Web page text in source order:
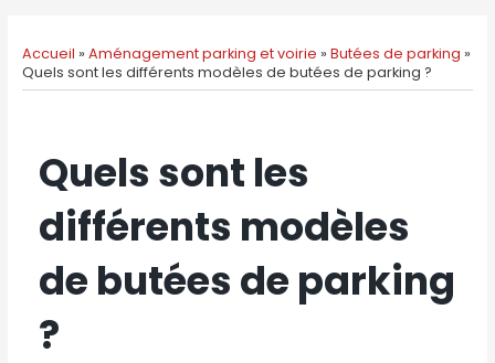
Accueil » Aménagement parking et voirie » Butées de parking »
Quels sont les différents modèles de butées de parking ?
Quels sont les
différents modèles
de butées de parking
?